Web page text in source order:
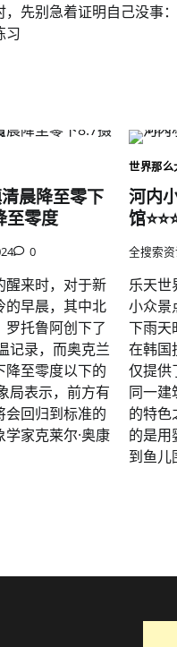
，先别急着证明自己没事
习
晨降至零下
至零度
0
醒来时，对于新
的早晨，其中北
托鲁阿创下了
记录，而奥克兰
降至零度以下的
局表示，前方有
会回归到标准的
家克莱尔·奥康
世界那么
河内
馆
全搜索
乐天世
小众景
下雨天
在韩国
仅提供
同一建
的特色
的是用
到鱼儿